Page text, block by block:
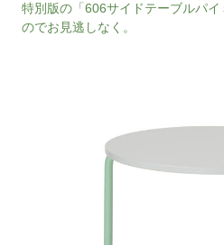
特別版の「606サイドテーブルパ
のでお見逃しなく。